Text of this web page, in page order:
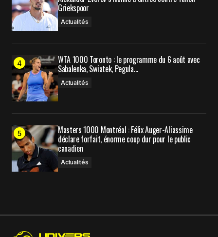
Griekspoor
Actualités
WTA 1000 Toronto : le programme du 6 août avec
Sabalenka, Swiatek, Pegula…
Actualités
Masters 1000 Montréal : Félix Auger-Aliassime
déclare forfait, énorme coup dur pour le public
canadien
Actualités